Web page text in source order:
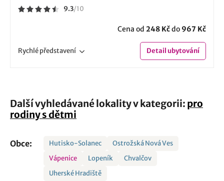
9.3/10
Cena od 248 Kčdo 967 Kč
Rychlépředstavení Detailubytování
Další vyhledávané lokality v kategorii: pro
rodiny s dětmi
Obce: Hutisko-Solanec
Ostrožská Nová Ves
Vápenice
Lopeník
Chvalčov
Uherské Hradiště